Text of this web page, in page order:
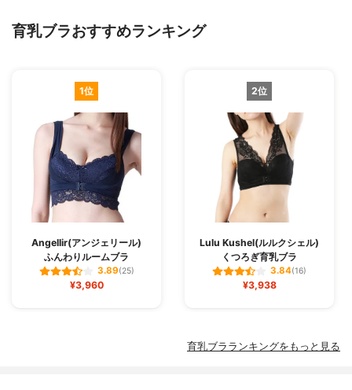
育乳ブラおすすめランキング
1位
Angellir(アンジェリール)
ふんわりルームブラ
3.89(25)
¥3,960
2位
Lulu Kushel(ルルクシェル)
くつろぎ育乳ブラ
3.84(16)
¥3,938
育乳ブラランキングをもっと見る